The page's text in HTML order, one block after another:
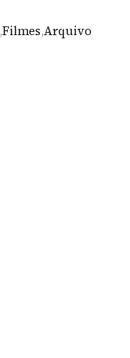
,Filmes,Arquivo